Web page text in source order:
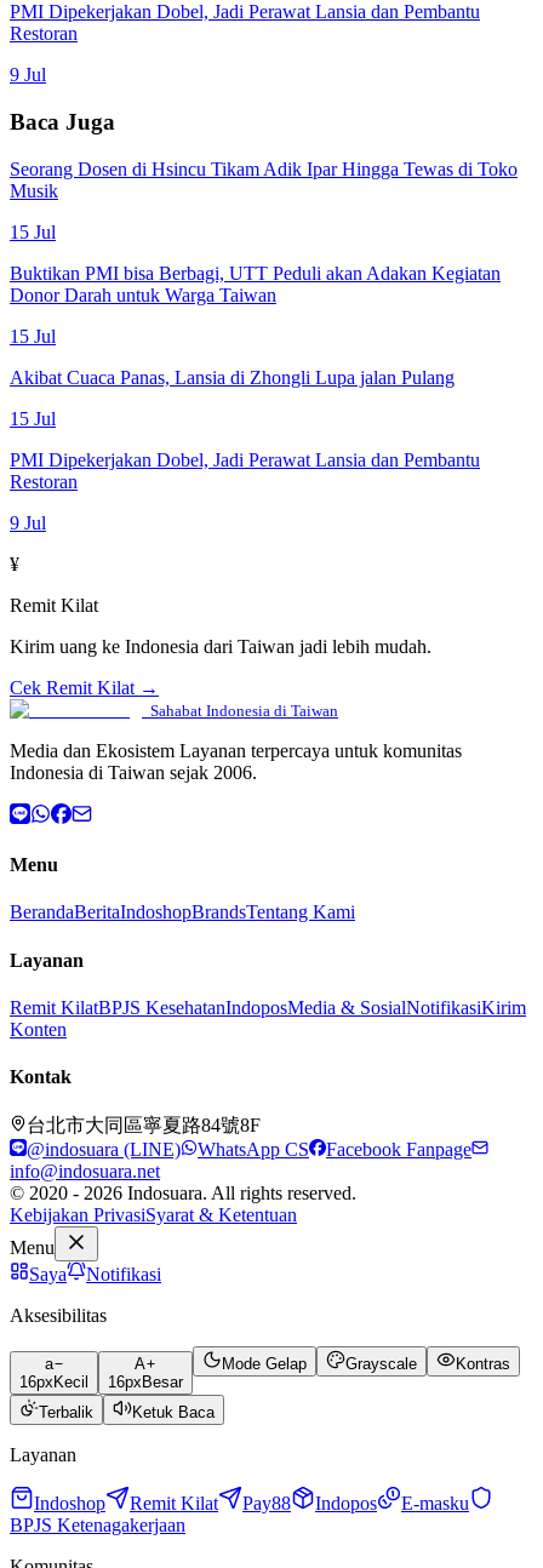
PMI Dipekerjakan Dobel, Jadi Perawat Lansia dan Pembantu
Restoran
9 Jul
Baca Juga
Seorang Dosen di Hsincu Tikam Adik Ipar Hingga Tewas di Toko
Musik
15 Jul
Buktikan PMI bisa Berbagi, UTT Peduli akan Adakan Kegiatan
Donor Darah untuk Warga Taiwan
15 Jul
Akibat Cuaca Panas, Lansia di Zhongli Lupa jalan Pulang
15 Jul
PMI Dipekerjakan Dobel, Jadi Perawat Lansia dan Pembantu
Restoran
9 Jul
¥
Remit Kilat
Kirim uang ke Indonesia dari Taiwan jadi lebih mudah.
Cek Remit Kilat →
Sahabat Indonesia di Taiwan
Media dan Ekosistem Layanan terpercaya untuk komunitas
Indonesia di Taiwan sejak 2006.
Menu
BerandaBeritaIndoshopBrandsTentang Kami
Layanan
Remit KilatBPJS KesehatanIndoposMedia & SosialNotifikasiKirim
Konten
Kontak
台北市大同區寧夏路84號8F
@indosuara (LINE)
WhatsApp CS
Facebook Fanpage
info@indosuara.net
© 2020 - 2026 Indosuara. All rights reserved.
Kebijakan PrivasiSyarat & Ketentuan
Menu
Saya
Notifikasi
Aksesibilitas
a
16px Kecil
A
16px Besar
Mode Gelap Grayscale Kontras
Terbalik Ketuk Baca
Layanan
Indoshop Remit Kilat Pay88 Indopos
E-masku
BPJS Ketenagakerjaan